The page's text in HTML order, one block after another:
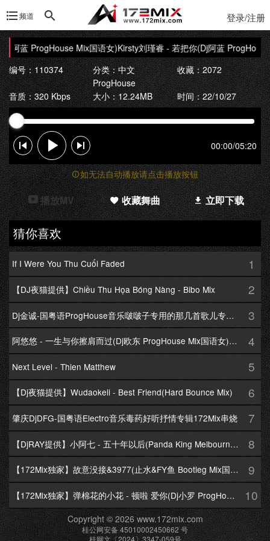
频道 登录/注册
阿蓝 ProgHouse Mix国语女)Kirsty刘瑾睿 - 若把你(Dj阿蓝 ProgHouse
编号：110374
分类：中文
ProgHouse
收藏：2072
音质：320 Kbps 大小：12.24MB 时间：22/10/27
00:00/05:20
如无法自动播放请点击播放按钮
播放MV 收藏舞曲 立即下载
猜你喜欢
If I Were You Thu Cuối Faded 1
【DJ夜猫提供】Chiều Thu Họa Bóng Nàng - Bibo Mix 2
Dj金诚-国粤语ProgHouse音乐啵啵子专用的那几首歌儿专辑172Mix串烧 3
阿悠悠 - 一生与你擦肩而过(Dj欧东 ProgHouse Mix国语女)Dj小耀修改 4
Next Level - Thien Matthew 5
【Dj夜猫提供】Wudaokeli - Best Friend(Hard Bounce Mix) 6
肇庆DjDFG-国粤语Electro音乐毒药好听抒情专辑172Mix串烧 7
【DjRAY提供】小阿七 - 五十年以后(Panda King Melbourne Mix国语女) 8
【172Mix独家】故意没接&3977(止水&FY鱼 Bootleg Mix国语男) 9
【172Mix独家】弹棉花的小花 - 顿啦 爱你(Dj小罗 ProgHouse Mix国语女)v2 10
Copyright © 2026 www.172mix.com
桂公网安备 45010002450662 号
桂网文〔2024〕3347-059号